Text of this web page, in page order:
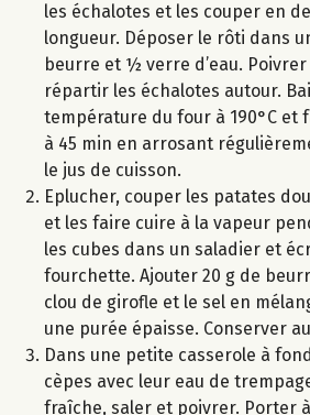
les échalotes et les couper en
longueur. Déposer le rôti dans
beurre et ½ verre d’eau.
répartir les échalotes autour.
température du four à 190°C et
à 45 min en arrosant
le jus de cuisson.
Eplucher, couper les patates
et les faire cuire à la vapeur
les cubes dans un saladier et
fourchette. Ajouter 20 g de
clou de girofle et le sel en
une purée épaisse. Conserver
Dans une petite casserole à
cèpes avec leur eau de
fraîche, saler et poivrer. Porter